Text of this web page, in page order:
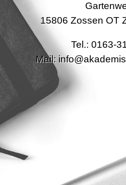
15806 Zossen OT
Tel.: 0163-
Mail: